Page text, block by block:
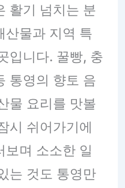
활기 넘치는 분
산물과 지역 특
입니다. 꿀빵, 충
통영의 향토 음
물 요리를 맛볼
시 쉬어가기에
보며 소소한 일
는 것도 통영만